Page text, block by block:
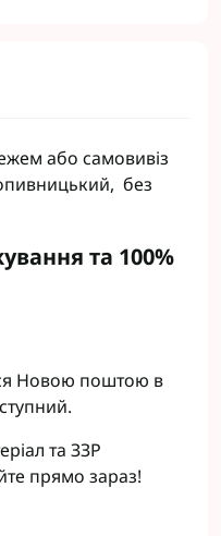
або самовивіз
без
та 100%
Новою поштою в
та ЗЗР
прямо зараз!